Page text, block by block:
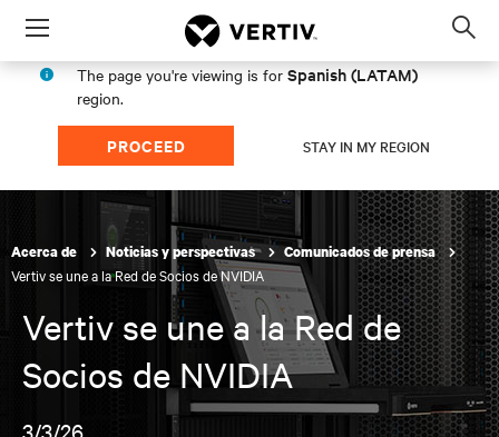
Menu
The page you're viewing is for Spanish (LATAM)
region.
PROCEED STAY IN MY REGION
Acerca de Noticias y perspectivas Comunicados de prensa
Vertiv se une a la Red de Socios de NVIDIA
Vertiv se une a la Red de
Socios de NVIDIA
3/3/26